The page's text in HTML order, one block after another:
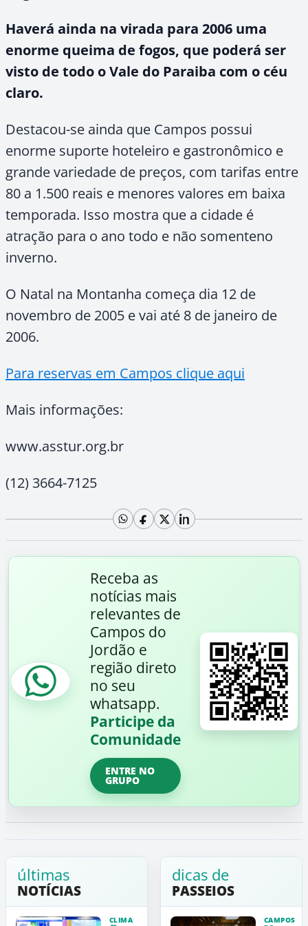
Haverá ainda na virada para 2006 uma
enorme queima de fogos, que poderá ser
visto de todo o Vale do Paraiba com o céu
claro.
Destacou-se ainda que Campos possui
enorme suporte hoteleiro e gastronômico e
grande variedade de preços, com tarifas entre
80 a 1.500 reais e menores valores em baixa
temporada. Isso mostra que a cidade é
atração para o ano todo e não somenteno
inverno.
O Natal na Montanha começa dia 12 de
novembro de 2005 e vai até 8 de janeiro de
2006.
Para reservas em Campos clique aqui
Mais informações:
www.asstur.org.br
(12) 3664-7125
Receba as
notícias mais
relevantes de
Campos do
Jordão e
região direto
no seu
whatsapp.
Participe da
Comunidade
ENTRE NO
GRUPO
últimas
NOTÍCIAS
CLIMA
dicas de
PASSEIOS
CAMPOS